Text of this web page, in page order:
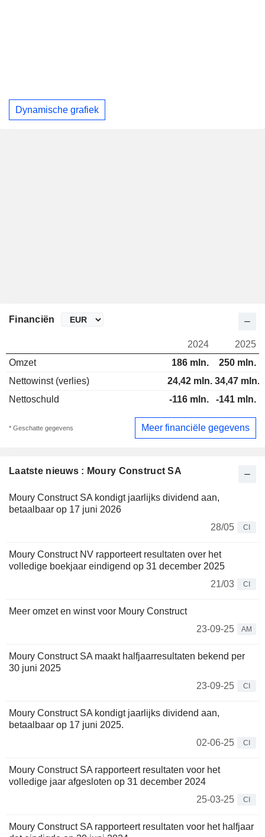
Dynamische grafiek
Laatste nieuws : Moury Construct SA
Moury Construct SA kondigt jaarlijks dividend aan,
betaalbaar op 17 juni 2026
28/05
CI
Moury Construct NV rapporteert resultaten over het
volledige boekjaar eindigend op 31 december 2025
21/03
CI
Meer omzet en winst voor Moury Construct
23-09-25
AM
Moury Construct SA maakt halfjaarresultaten bekend per
30 juni 2025
23-09-25
CI
Moury Construct SA kondigt jaarlijks dividend aan,
betaalbaar op 17 juni 2025.
02-06-25
CI
Moury Construct SA rapporteert resultaten voor het
volledige jaar afgesloten op 31 december 2024
25-03-25
CI
Moury Construct SA rapporteert resultaten voor het halfjaar
Financiën
2024
2025
Omzet
186 mln.
250 mln.
Nettowinst (verlies)
24,42 mln. 34,47 mln.
Nettoschuld
-116 mln. -141 mln.
* Geschatte gegevens Meer financiële gegevens